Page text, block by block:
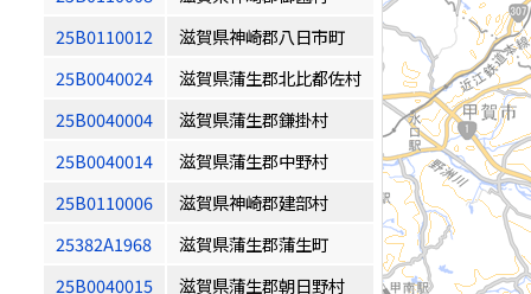
25B0110012
滋賀県神崎郡八日市町
25B0040024
滋賀県蒲生郡北比都佐村
25B0040004
滋賀県蒲生郡鎌掛村
25B0040014
滋賀県蒲生郡中野村
25B0110006
滋賀県神崎郡建部村
25382A1968
滋賀県蒲生郡蒲生町
25B0040015
滋賀県蒲生郡朝日野村